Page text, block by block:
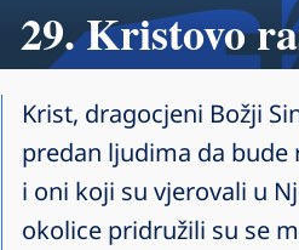
29. Kristovo
Krist, dragocjeni Božji
predan ljudima da bude
i oni koji su vjerovali u
okolice pridružili su se